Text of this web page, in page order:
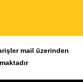
mail üzerinden